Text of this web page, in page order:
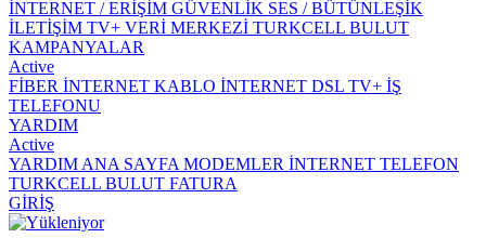
İNTERNET / ERİŞİM GÜVENLİK SES / BÜTÜNLEŞİK
İLETİŞİM TV+ VERİ MERKEZİ TURKCELL BULUT
KAMPANYALAR
Active
FİBER İNTERNET KABLO İNTERNET DSL TV+ İŞ
TELEFONU
YARDIM
Active
YARDIM ANA SAYFA MODEMLER İNTERNET TELEFON
TURKCELL BULUT FATURA
GİRİŞ